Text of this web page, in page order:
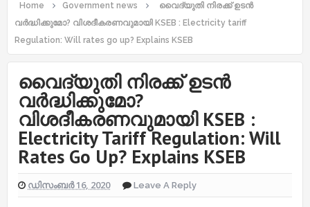
Home Government news
വൈദ്യുതി നിരക്ക് ഉടൻ
വർദ്ധിക്കുമോ? വിശദീകരണവുമായി KSEB : Electricity tariff
Regulation: Will rates go up? Explains KSEB
വൈദ്യുതി നിരക്ക് ഉടൻ
വർദ്ധിക്കുമോ?
വിശദീകരണവുമായി KSEB :
Electricity Tariff Regulation: Will
Rates Go Up? Explains KSEB
ഡിസംബർ 16, 2020 Leave A Reply